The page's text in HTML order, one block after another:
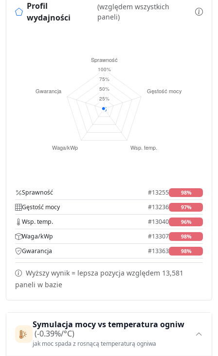
Profil
wydajności
(względem wszystkich
paneli)
Sprawność #13255 98%
Gęstość mocy #13236 97%
Wsp. temp. #13040 96%
Waga/kWp #13307 98%
Gwarancja #13363 98%
Wyższy wynik = lepsza pozycja względem 13,581
paneli w bazie
Symulacja mocy vs temperatura ogniw
(-0.39%/°C)
jak moc spada z rosnącą temperaturą ogniwa